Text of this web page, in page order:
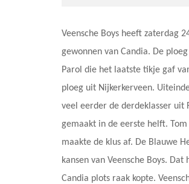
Veensche Boys heeft zaterdag
gewonnen van Candia. De
Parol die het laatste tikje gaf
ploeg uit Nijkerkerveen.
veel eerder de derdeklasser uit
gemaakt in de eerste helft.
maakte de klus af. De Blauwe
kansen van Veensche Boys.
Candia plots raak kopte.